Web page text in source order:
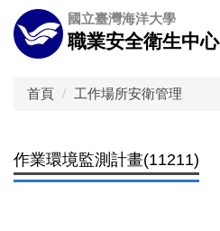
跳
到
主
國立臺灣海洋大學
職業安全衛生中心
首頁 工作場所安衛管理
作業環境監測計畫(11211)